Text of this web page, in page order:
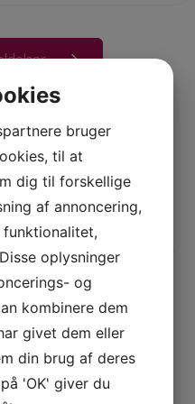
dig
der er tilpasset
om du har brug for
løbende sparring på
ydelser til den service,
bruger
til at
dig til forskellige
af annoncering,
funktionalitet,
oplysninger
og
kombinere dem
givet dem eller
din brug af deres
'OK' giver du